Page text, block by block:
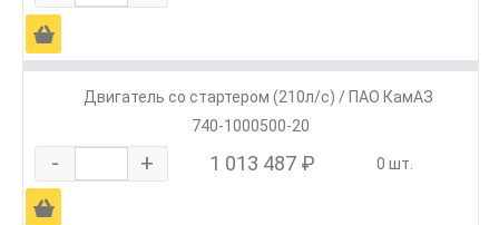
Ä
Двигатель со стартером (210л/с) / ПАО КамАЗ
740-1000500-20
- + 1 013 487 ₽ 0 шт.
Ä